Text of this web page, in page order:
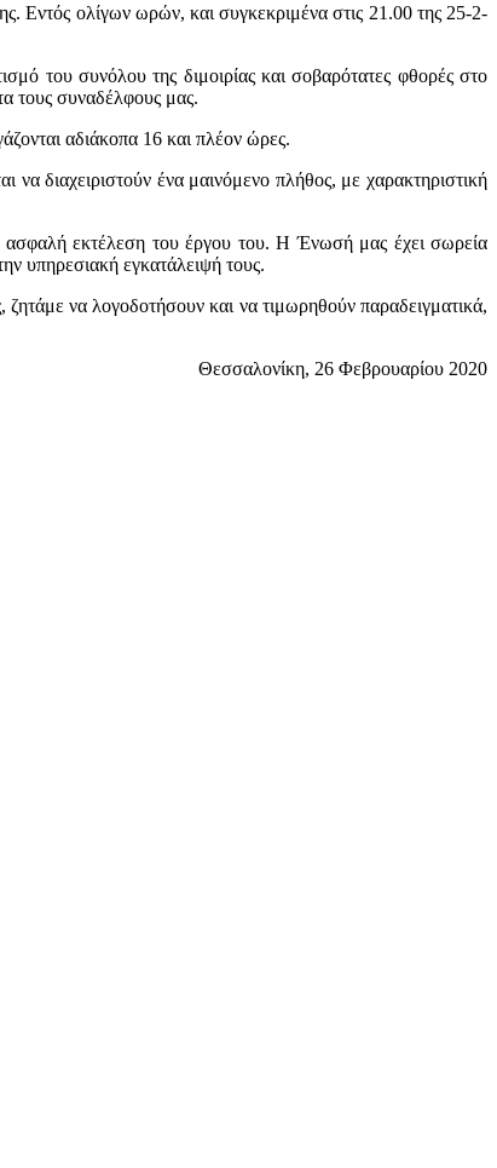
Εντός ολίγων ωρών, και συγκεκριμένα στις 21.00 της 25-2-
του συνόλου της διμοιρίας και σοβαρότατες φθορές στο
τους συναδέλφους μας.
αδιάκοπα 16 και πλέον ώρες.
διαχειριστούν ένα μαινόμενο πλήθος, με χαρακτηριστική
ασφαλή εκτέλεση του έργου του. Η Ένωσή μας έχει σωρεία
υπηρεσιακή εγκατάλειψή τους.
να λογοδοτήσουν και να τιμωρηθούν παραδειγματικά,
Θεσσαλονίκη, 26 Φεβρουαρίου 2020